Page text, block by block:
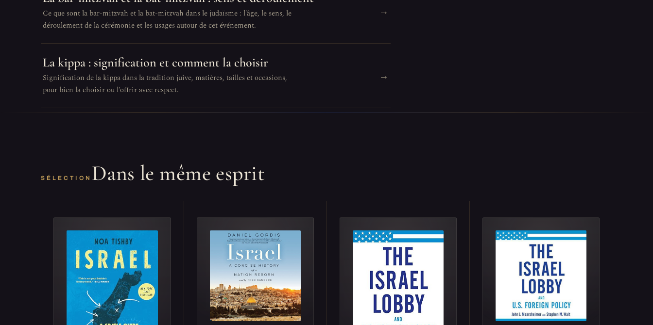
Ce que sont la bar-mitzvah et la bat-mitzvah dans le judaïsme : l'âge, le sens, le
déroulement de la cérémonie et les usages autour de cet événement.
→
La kippa : signification et comment la choisir
Signification de la kippa dans la tradition juive, matières, tailles et occasions,
pour bien la choisir ou l'offrir avec respect.
→
SÉLECTION Dans le même esprit